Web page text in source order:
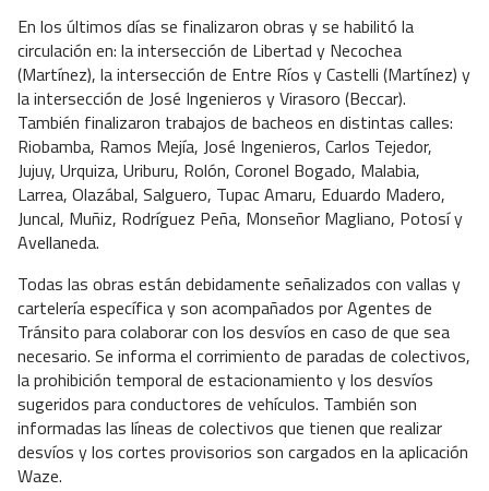
En los últimos días se finalizaron obras y se habilitó la
circulación en: la intersección de Libertad y Necochea
(Martínez), la intersección de Entre Ríos y Castelli (Martínez) y
la intersección de José Ingenieros y Virasoro (Beccar).
También finalizaron trabajos de bacheos en distintas calles:
Riobamba, Ramos Mejía, José Ingenieros, Carlos Tejedor,
Jujuy, Urquiza, Uriburu, Rolón, Coronel Bogado, Malabia,
Larrea, Olazábal, Salguero, Tupac Amaru, Eduardo Madero,
Juncal, Muñiz, Rodríguez Peña, Monseñor Magliano, Potosí y
Avellaneda.
Todas las obras están debidamente señalizados con vallas y
cartelería específica y son acompañados por Agentes de
Tránsito para colaborar con los desvíos en caso de que sea
necesario. Se informa el corrimiento de paradas de colectivos,
la prohibición temporal de estacionamiento y los desvíos
sugeridos para conductores de vehículos. También son
informadas las líneas de colectivos que tienen que realizar
desvíos y los cortes provisorios son cargados en la aplicación
Waze.